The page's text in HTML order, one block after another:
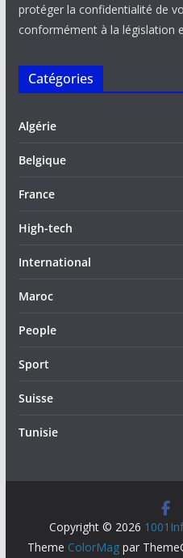
protéger la confidentialité de
conformément à la législation
Catégories
Algérie
Belgique
France
High-tech
International
Maroc
People
Sport
Suisse
Tunisie
Copyright © 2026
Theme ColorMagpar